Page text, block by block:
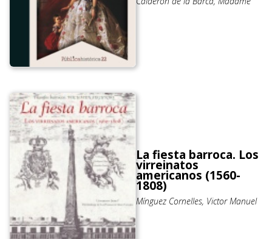
La fiesta barroca. Los
virreinatos
americanos (1560-
1808)
Mínguez Cornelles, Victor Manuel